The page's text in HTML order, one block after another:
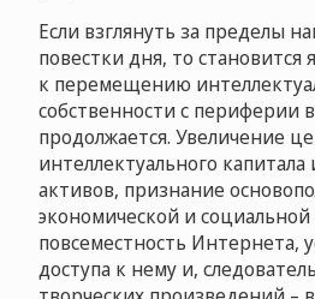
Если взглянуть за пределы
повестки дня, то становится
к перемещению
собственности с периферии
продолжается. Увеличение
интеллектуального
активов, признание
экономической и
повсеместность Интернета,
доступа к нему и,